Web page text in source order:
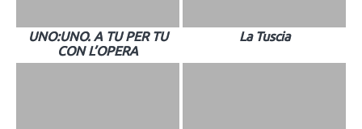
UNO:UNO. A TU PER TU
CON L’OPERA
La Tuscia